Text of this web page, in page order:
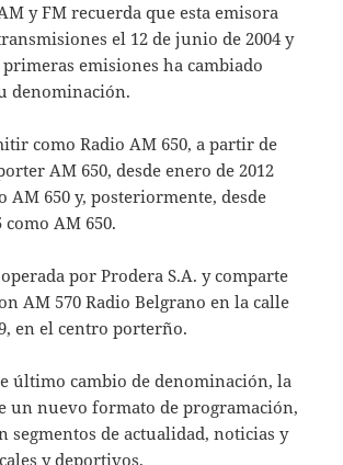
y FM recuerda que esta emisora
el 12 de junio de 2004 y
primeras emisiones ha cambiado
denominación.
como Radio AM 650, a partir de
AM 650, desde enero de 2012
AM 650 y, posteriormente, desde
como AM 650.
por Prodera S.A. y comparte
AM 570 Radio Belgrano en la calle
en el centro porterño.
último cambio de denominación, la
un nuevo formato de programación,
segmentos de actualidad, noticias y
y deportivos.